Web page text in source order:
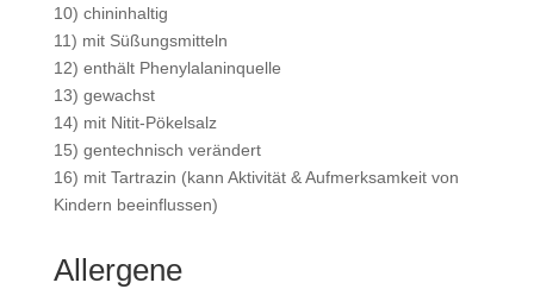
10) chininhaltig
11) mit Süßungsmitteln
12) enthält Phenylalaninquelle
13) gewachst
14) mit Nitit-Pökelsalz
15) gentechnisch verändert
16) mit Tartrazin (kann Aktivität & Aufmerksamkeit von
Kindern beeinflussen)
Allergene